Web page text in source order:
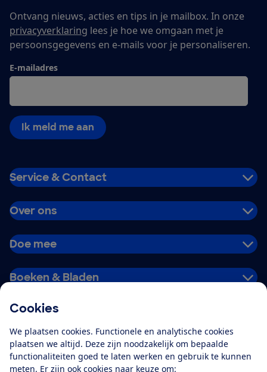
Cookies
We plaatsen cookies. Functionele en analytische cookies
plaatsen we altijd. Deze zijn noodzakelijk om bepaalde
functionaliteiten goed te laten werken en gebruik te kunnen
meten. Er zijn ook cookies naar keuze om:
Ontvang nieuws, acties en tips in je mailbox. In onze
privacyverklaring lees je hoe we omgaan met je
persoonsgegevens en e-mails voor je personaliseren.
E-mailadres
Ik meld me aan
Service & Contact
Over ons
Doe mee
Boeken & Bladen
Alles over de